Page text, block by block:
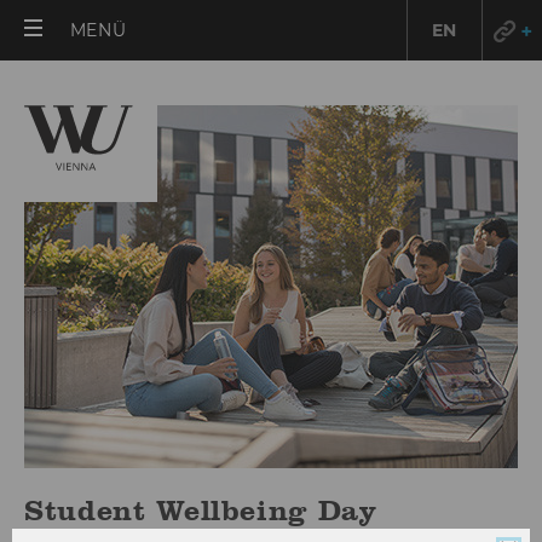
MENÜ EN
Student Wellbeing Day